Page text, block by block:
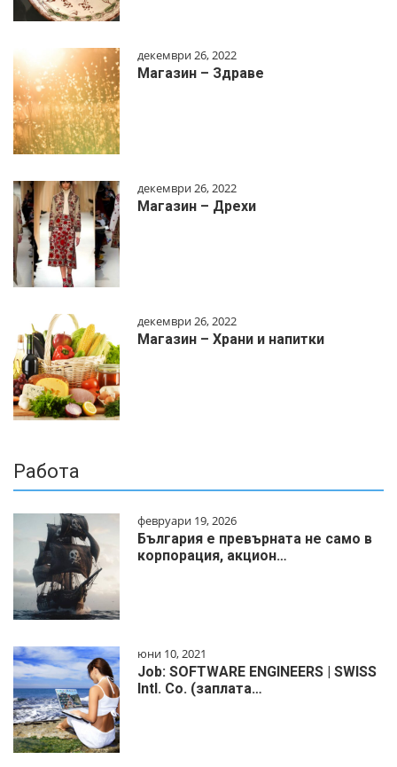
декември 26, 2022
Магазин – Здраве
декември 26, 2022
Магазин – Дрехи
декември 26, 2022
Магазин – Храни и напитки
Работа
февруари 19, 2026
България е превърната не само в
корпорация, акцион…
юни 10, 2021
Job: SOFTWARE ENGINEERS | SWISS
Intl. Co. (заплата…